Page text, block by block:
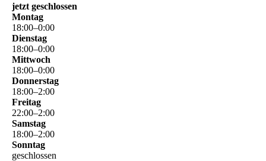
jetzt geschlossen
Montag
18:00–0:00
Dienstag
18:00–0:00
Mittwoch
18:00–0:00
Donnerstag
18:00–2:00
Freitag
22:00–2:00
Samstag
18:00–2:00
Sonntag
geschlossen